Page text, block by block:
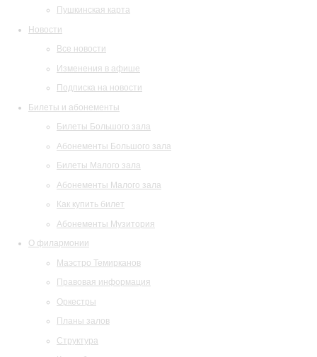
Пушкинская карта
Новости
Все новости
Изменения в афише
Подписка на новости
Билеты и абонементы
Билеты Большого зала
Абонементы Большого зала
Билеты Малого зала
Абонементы Малого зала
Как купить билет
Абонементы Музитория
О филармонии
Маэстро Темирканов
Правовая информация
Оркестры
Планы залов
Структура